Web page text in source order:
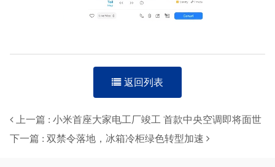
返回列表
上一篇 : 小米首座大家电工厂竣工 首款中央空调即将面世
下一篇 : 双禁令落地，冰箱冷柜绿色转型加速